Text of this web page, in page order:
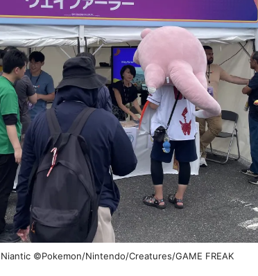
©Pokemon/Nintendo/Creatures/GAME FREAK